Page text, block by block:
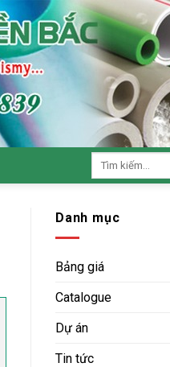
Tìm
Danh mục
Bảng giá
Catalogue
Dự án
Tin tức